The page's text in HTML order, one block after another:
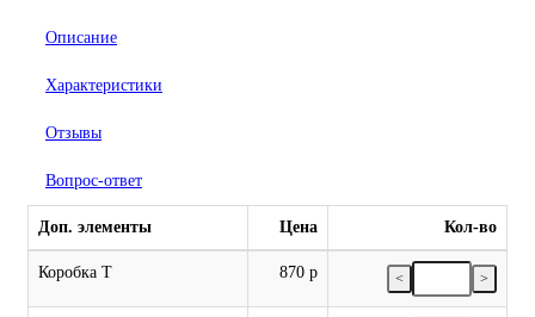
Описание
Характеристики
Отзывы
Вопрос-ответ
Доп. элементы Цена Кол-во
Коробка Т 870 р < >